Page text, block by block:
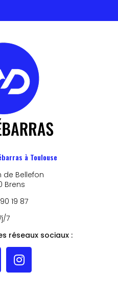
à Toulouse
de Bellefon
Brens
19 87
7
réseaux sociaux :